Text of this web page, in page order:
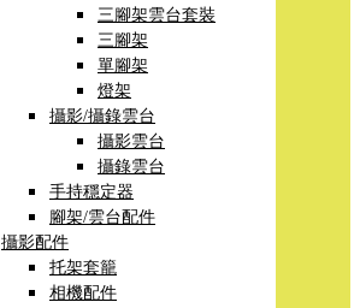
三腳架雲台套裝
三腳架
單腳架
燈架
攝影/攝錄雲台
攝影雲台
攝錄雲台
手持穩定器
腳架/雲台配件
攝影配件
托架套籠
相機配件